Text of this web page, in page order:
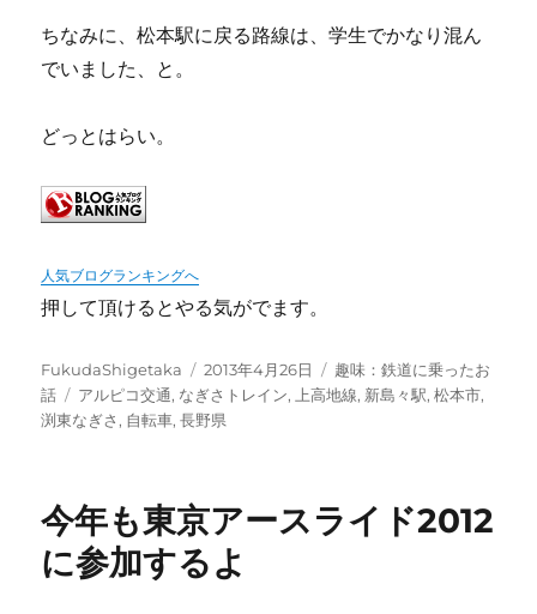
ちなみに、松本駅に戻る路線は、学生でかなり混ん
でいました、と。
どっとはらい。
人気ブログランキングへ
押して頂けるとやる気がでます。
投
稿
者
FukudaShigetaka
投
稿
日:
2013年4月26日
カ
テ
趣味：鉄道に乗ったお
話
タ
グ
アルピコ交通, なぎさトレイン, 上高地線, 新島々駅,松本市,
渕東なぎさ , 自転車,長野県
今年も東京アースライド2012
に参加するよ